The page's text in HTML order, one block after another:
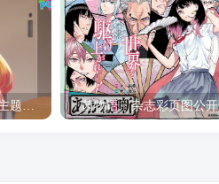
「Shine Post」第六话ED主题曲「Yellow Rose」无字幕MV公开 「茜物语」杂志彩页图公开